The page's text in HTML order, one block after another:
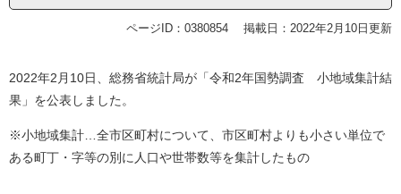
ページID：0380854 掲載日：2022年2月10日更新
2022年2月10日、総務省統計局が「令和2年国勢調査 小地域集計結
果」を公表しました。
※小地域集計…全市区町村について、市区町村よりも小さい単位で
ある町丁・字等の別に人口や世帯数等を集計したもの